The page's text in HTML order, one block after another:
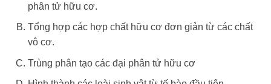
phân tử hữu cơ.
Tổng hợp các hợp chất hữu cơ đơn giản từ các chất
vô cơ.
Trùng phân tạo các đại phân tử hữu cơ